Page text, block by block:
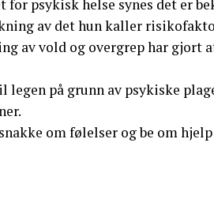
for psykisk helse synes det er
av det hun kaller
av vold og overgrep har gjort
på grunn av psykiske
om følelser og be om